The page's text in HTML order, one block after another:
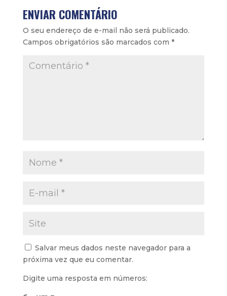
ENVIAR COMENTÁRIO
O seu endereço de e-mail não será publicado.
Campos obrigatórios são marcados com *
Salvar meus dados neste navegador para a
próxima vez que eu comentar.
Digite uma resposta em números: